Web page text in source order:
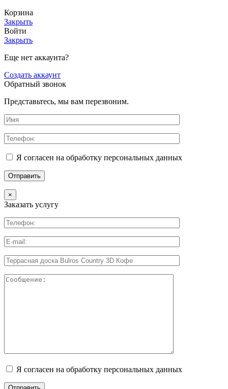
Корзина
Закрыть
Войти
Закрыть
Еще нет аккаунта?
Создать аккаунт
Обратный звонок
Представьтесь, мы вам перезвоним.
Я согласен на обработку персональных данных
×
Заказать услугу
Я согласен на обработку персональных данных